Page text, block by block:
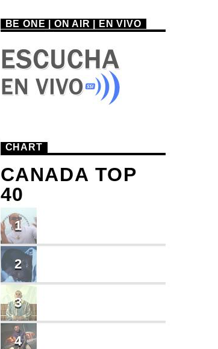
BE ONE | ON AIR | EN VIVO
CHART
CANADA TOP
40
1
2
3
4